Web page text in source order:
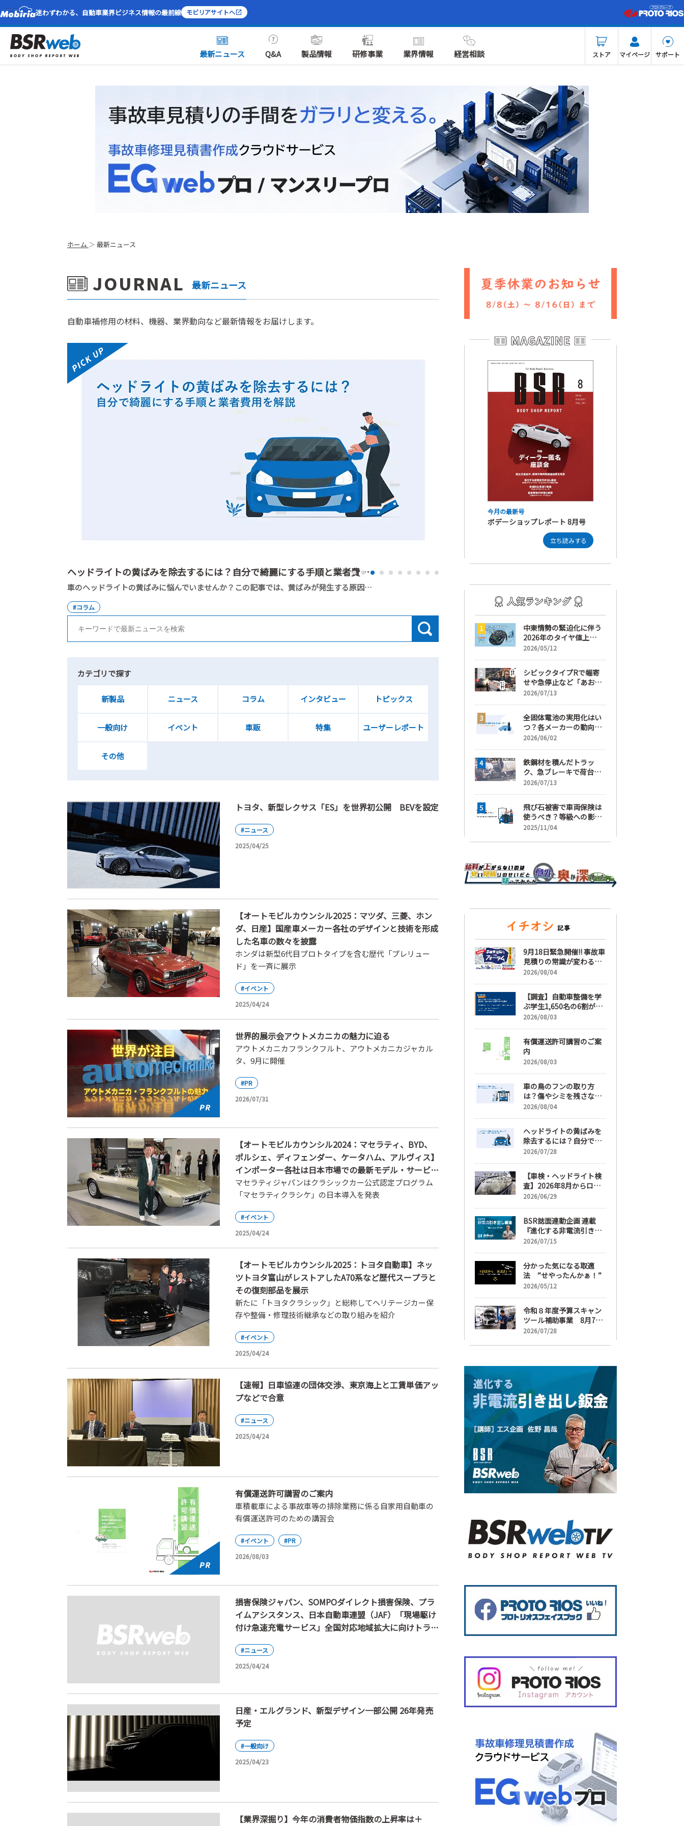
迷わずわかる、自動車業界ビジネス情報の最前線 モビリアサイトへ
最新ニュース Q&A 製品情報 研修事業 業界情報 経営相談 ストア マイページ サポート
ホーム 最新ニュース
JOURNAL 最新ニュース
⾃動⾞補修⽤の材料、機器、業界動向など最新情報をお届けします。
ヘッドライトの黄ばみを除去するには？自分で綺麗にする手順と業者費用を解説
車のヘッドライトの黄ばみに悩んでいませんか？この記事では、黄ばみが発生する原因から、市販品を使った自力での除去手順、業者に依頼した際の費用相場まで詳しく解説します。読了後は、自分に合った最適な方法でクリアなヘッドライトを取り戻すことができます。
#コラム
経営者が知っておくべき補助金と税務の注意点とその対策を解説
#コラム
カテゴリで探す
新製品 ニュース コラム インタビュー トピックス
一般向け イベント 車販 特集 ユーザーレポート
その他
トヨタ、新型レクサス「ES」を世界初公開 BEVを設定
#ニュース
2025/04/25
【オートモビルカウンシル2025：マツダ、三菱、ホン
ダ、日産】国産車メーカー各社のデザインと技術を形成
した名車の数々を披露
ホンダは新型6代目プロトタイプを含む歴代「プレリュー
ド」を一斉に展示
#イベント
2025/04/24
世界的展示会アウトメカニカの魅力に迫る
アウトメカニカフランクフルト、アウトメカニカジャカル
タ、9月に開催
#PR
2026/07/31
【オートモビルカウンシル2024：マセラティ、BYD、
ポルシェ、ディフェンダー、ケータハム、アルヴィス】
インポーター各社は日本市場での最新モデル・サービス
を紹介
マセラティジャパンはクラシックカー公式認定プログラム
「マセラティクラシケ」の日本導入を発表
#イベント
2025/04/24
【オートモビルカウンシル2025：トヨタ自動車】ネッ
ツトヨタ富山がレストアしたA70系など歴代スープラと
その復刻部品を展示
新たに「トヨタクラシック」と総称してヘリテージカー保
存や整備・修理技術継承などの取り組みを紹介
#イベント
2025/04/24
【速報】日車協連の団体交渉、東京海上と工賃単価アッ
プなどで合意
#ニュース
2025/04/24
有償運送許可講習のご案内
車積載車による事故車等の排除業務に係る自家用自動車の
有償運送許可のための講習会
#イベント
#PR
2026/08/03
損害保険ジャパン、SOMPOダイレクト損害保険、プラ
イムアシスタンス、日本自動車連盟（JAF）「現場駆け
付け急速充電サービス」全国対応地域拡大に向けトライ
#ニュース
2025/04/24
日産・エルグランド、新型デザイン一部公開 26年発売
予定
#一般向け
2025/04/23
【業界深掘り】今年の消費者物価指数の上昇率は＋
今月の最新号
ボデーショップレポート 8月号
立ち読みする
中東情勢の緊迫化に伴う
2026年のタイヤ値上
げ！ 値上げ実施1ヶ月前
売において極めて重要な
訳
2026/05/12
シビックタイプRで幅寄
せや急停止など「あおり
運転」の疑い
2026/07/13
全固体電池の実用化はい
つ？各メーカーの動向と
EVの買い時を解説
2026/06/02
鉄鋼材を積んだトラッ
ク、急ブレーキで荷台が
崩れ、運転手が鉄鋼材に
2026/07/13
飛び石被害で車両保険は
使うべき？等級への影響
と賢い判断基準を解説
2025/11/04
9月18日緊急開催!! 事故車
見積りの常識が変わる
「事故車見積りフォーラ
2026/08/04
【調査】自動車整備を学
ぶ学生1,650名の6割が就
職先選びで「給与」を最
日以上」希望も66.3%
2026/08/03
有償運送許可講習のご案
内
2026/08/03
車の鳥のフンの取り方
は？傷やシミを残さない
正しい落とし方と予防策
2026/08/04
ヘッドライトの黄ばみを
除去するには？自分で綺
麗にする手順と業者費用
2026/07/28
【車検・ヘッドライト検
査】2026年8月からロー
ビームへ完全移行、ヘッ
ーティングも重要に
2026/06/29
BSR誌面連動企画 連載
『進化する非電流引き出
し鈑金』【目次】
2026/07/15
分かった気になる取適
法 ”せやったんかぁ！”
2026/05/12
令和８年度予算スキャン
ツール補助事業 8月7日
受け付け開始
2026/07/28